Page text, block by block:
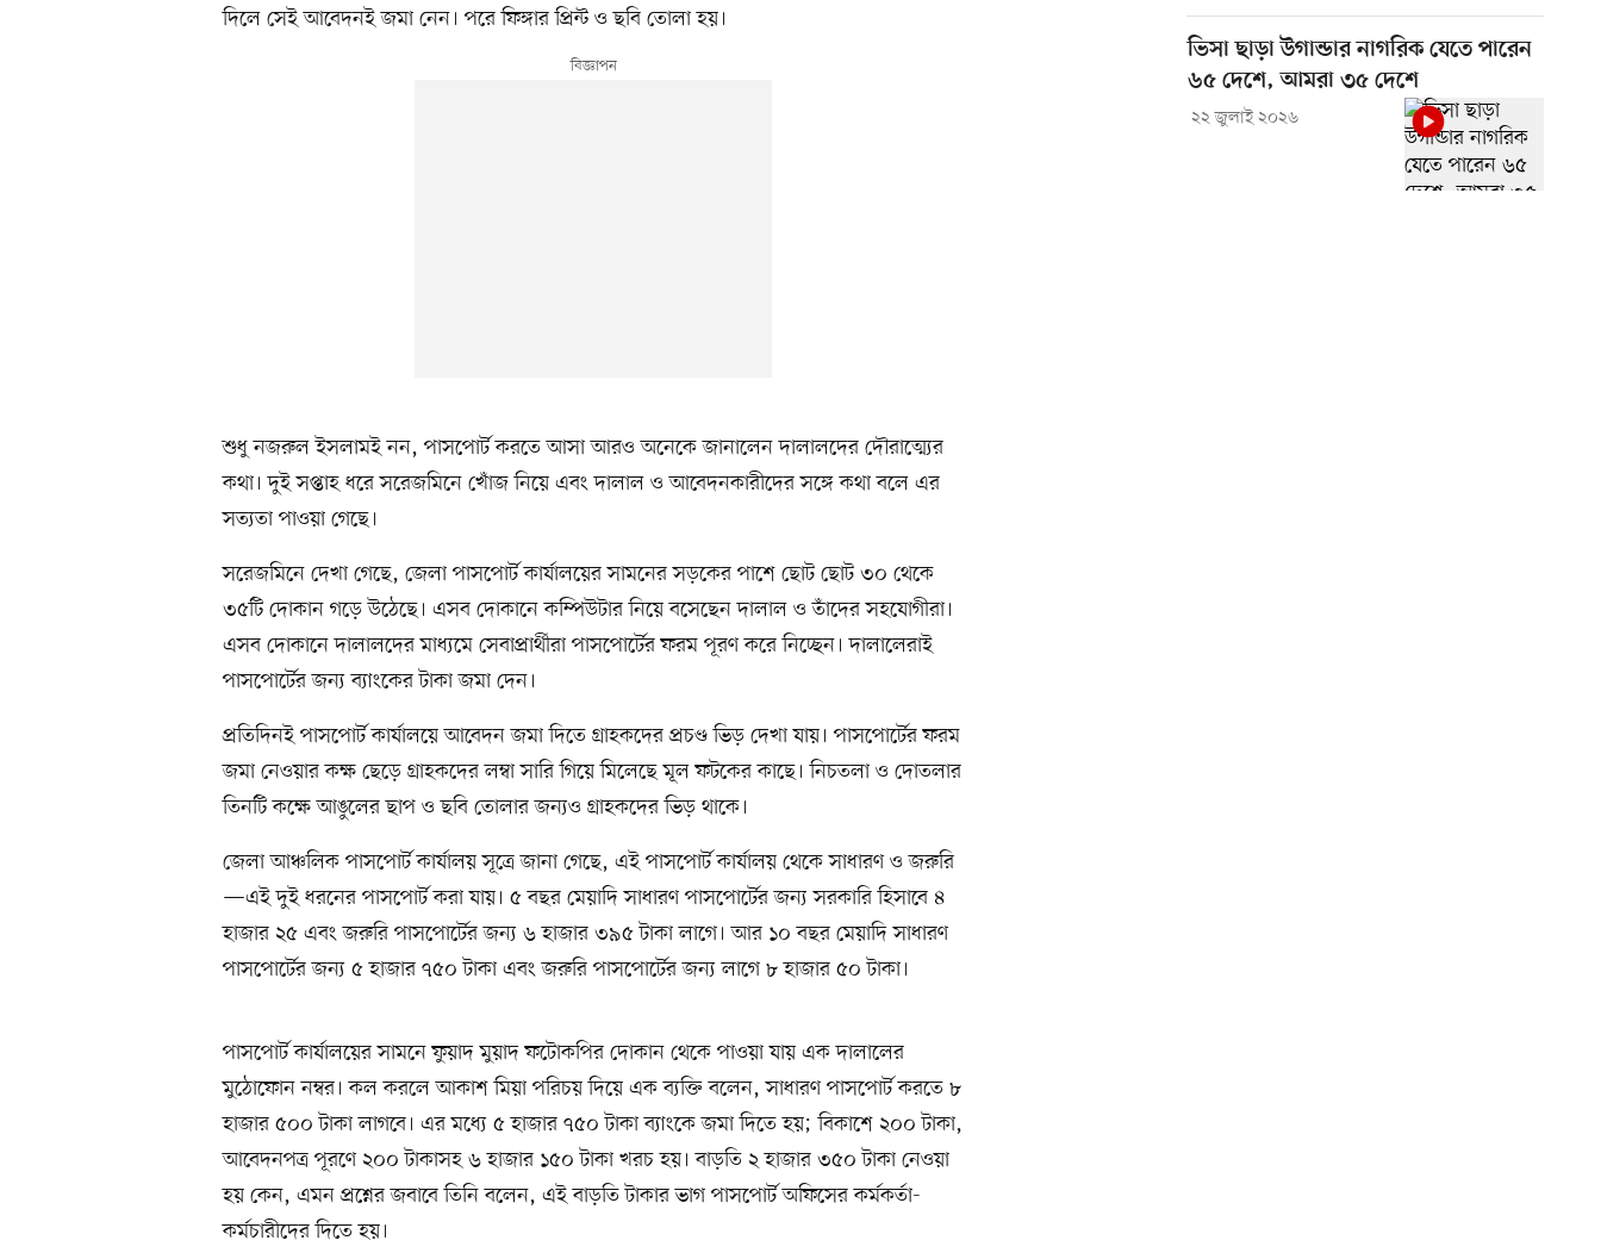
দিলে সেই আবেদনই জমা নেন। পরে ফিঙ্গার প্রিন্ট ও ছবি তোলা হয়।
শুধু নজরুল ইসলামই নন, পাসপোর্ট করতে আসা আরও অনেকে জানালেন দালালদের দৌরাত্ম্যের
কথা। দুই সপ্তাহ ধরে সরেজমিনে খোঁজ নিয়ে এবং দালাল ও আবেদনকারীদের সঙ্গে কথা বলে এর
সত্যতা পাওয়া গেছে।
সরেজমিনে দেখা গেছে, জেলা পাসপোর্ট কার্যালয়ের সামনের সড়কের পাশে ছোট ছোট ৩০ থেকে
৩৫টি দোকান গড়ে উঠেছে। এসব দোকানে কম্পিউটার নিয়ে বসেছেন দালাল ও তাঁদের সহযোগীরা।
এসব দোকানে দালালদের মাধ্যমে সেবাপ্রার্থীরা পাসপোর্টের ফরম পূরণ করে নিচ্ছেন। দালালেরাই
পাসপোর্টের জন্য ব্যাংকের টাকা জমা দেন।
প্রতিদিনই পাসপোর্ট কার্যালয়ে আবেদন জমা দিতে গ্রাহকদের প্রচণ্ড ভিড় দেখা যায়। পাসপোর্টের ফরম
জমা নেওয়ার কক্ষ ছেড়ে গ্রাহকদের লম্বা সারি গিয়ে মিলেছে মূল ফটকের কাছে। নিচতলা ও দোতলার
তিনটি কক্ষে আঙুলের ছাপ ও ছবি তোলার জন্যও গ্রাহকদের ভিড় থাকে।
জেলা আঞ্চলিক পাসপোর্ট কার্যালয় সূত্রে জানা গেছে, এই পাসপোর্ট কার্যালয় থেকে সাধারণ ও জরুরি
—এই দুই ধরনের পাসপোর্ট করা যায়। ৫ বছর মেয়াদি সাধারণ পাসপোর্টের জন্য সরকারি হিসাবে ৪
হাজার ২৫ এবং জরুরি পাসপোর্টের জন্য ৬ হাজার ৩৯৫ টাকা লাগে। আর ১০ বছর মেয়াদি সাধারণ
পাসপোর্টের জন্য ৫ হাজার ৭৫০ টাকা এবং জরুরি পাসপোর্টের জন্য লাগে ৮ হাজার ৫০ টাকা।
পাসপোর্ট কার্যালয়ের সামনে ফুয়াদ মুয়াদ ফটোকপির দোকান থেকে পাওয়া যায় এক দালালের
মুঠোফোন নম্বর। কল করলে আকাশ মিয়া পরিচয় দিয়ে এক ব্যক্তি বলেন, সাধারণ পাসপোর্ট করতে ৮
হাজার ৫০০ টাকা লাগবে। এর মধ্যে ৫ হাজার ৭৫০ টাকা ব্যাংকে জমা দিতে হয়; বিকাশে ২০০ টাকা,
আবেদনপত্র পূরণে ২০০ টাকাসহ ৬ হাজার ১৫০ টাকা খরচ হয়। বাড়তি ২ হাজার ৩৫০ টাকা নেওয়া
হয় কেন, এমন প্রশ্নের জবাবে তিনি বলেন, এই বাড়তি টাকার ভাগ পাসপোর্ট অফিসের কর্মকর্তা-
কর্মচারীদের দিতে হয়।
ভিসা ছাড়া উগান্ডার নাগরিক যেতে পারেন
৬৫ দেশে, আমরা ৩৫ দেশে
২২ জুলাই ২০২৬